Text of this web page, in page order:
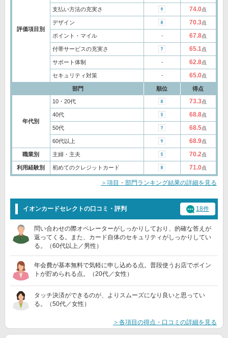
評価項目別
支払い方法の充実さ 74.0点
デザイン 70.3点
ポイント・マイル ‐ 67.8点
付帯サービスの充実さ 65.1点
サポート体制 ‐ 62.8点
セキュリティ対策 ‐ 65.0点
部門 順位 得点
年代別
10・20代 73.3点
40代 68.8点
50代 68.5点
60代以上 68.9点
職業別 主婦・主夫 70.2点
利用経験別 初めてのクレジットカード 71.0点
＞項目・部門ランキング結果の詳細を見る
イオンカードセレクトの口コミ・評判 18件
問い合わせの際オペレーターがしっかりしており、的確な答えが
返ってくる。また、カード自体のセキュリティがしっかりしてい
る。（60代以上／男性）
年会費が基本無料で気軽に申し込める点。普段使うお店でポイン
トが貯められる点。（20代／女性）
タッチ決済ができるのが、よりスムーズになり良いと思ってい
る。（50代／女性）
＞各項目の得点・口コミの詳細を見る